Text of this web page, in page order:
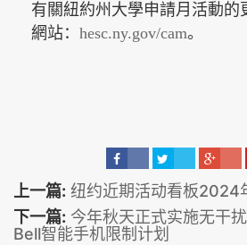
有關紐約州大學申請月活動的
網站： hesc.ny.gov/cam。
上一篇: 纽约近期活动看板2024
下一篇: 今年秋天正式实施无干
Bell智能手机限制计划